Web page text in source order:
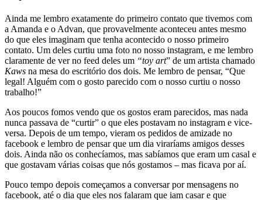
Ainda me lembro exatamente do primeiro contato que tivemos com
a Amanda e o Advan, que provavelmente aconteceu antes mesmo
do que eles imaginam que tenha acontecido o nosso primeiro
contato. Um deles curtiu uma foto no nosso instagram, e me lembro
claramente de ver no feed deles um “toy art” de um artista chamado
Kaws na mesa do escritório dos dois. Me lembro de pensar, “Que
legal! Alguém com o gosto parecido com o nosso curtiu o nosso
trabalho!”
Aos poucos fomos vendo que os gostos eram parecidos, mas nada
nunca passava de “curtir” o que eles postavam no instagram e vice-
versa. Depois de um tempo, vieram os pedidos de amizade no
facebook e lembro de pensar que um dia viraríams amigos desses
dois. Ainda não os conhecíamos, mas sabíamos que eram um casal e
que gostavam várias coisas que nós gostamos – mas ficava por aí.
Pouco tempo depois começamos a conversar por mensagens no
facebook, até o dia que eles nos falaram que iam casar e que